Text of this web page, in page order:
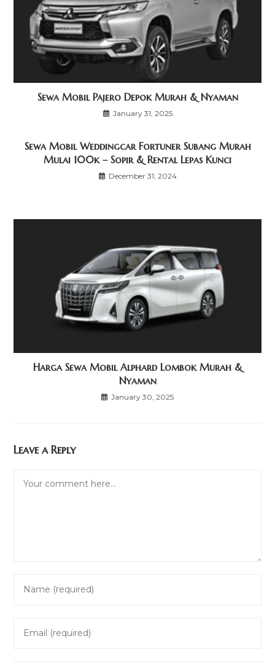
Sewa Mobil Pajero Depok Murah & Nyaman
January 31, 2025
Sewa Mobil Weddingcar Fortuner Subang Murah
Mulai 100k – Sopir & Rental Lepas Kunci
December 31, 2024
Harga Sewa Mobil Alphard Lombok Murah &
Nyaman
January 30, 2025
Leave a Reply
your
your